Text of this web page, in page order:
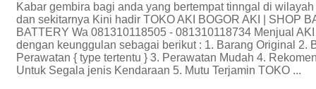
Kabar gembira bagi anda yang bertempat tinngal di
dan sekitarnya Kini hadir TOKO AKI BOGOR AKI | SHOP
BATTERY Wa 081310118505 - 081310118734 Menjual
dengan keunggulan sebagai berikut : 1. Barang Original 2.
Perawatan { type tertentu } 3. Perawatan Mudah 4.
Untuk Segala jenis Kendaraan 5. Mutu Terjamin TOKO ...